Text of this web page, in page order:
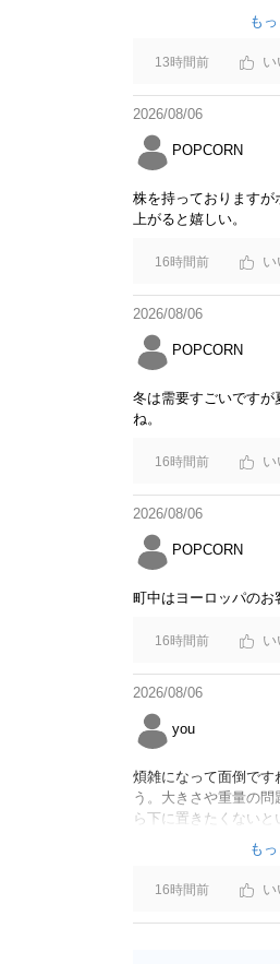
徳大学60名、 追手門
女子大学（広島）45
（沖縄）111名 調査
「Z世代の大学生海外
変えた方が良いのでは
も
13時間前
2026/08/06
POPCORN
株を持っておりますが
上がると嬉しい。
16時間前
2026/08/06
POPCORN
冬は需要すごいですが
ね。
16時間前
2026/08/06
POPCORN
町中はヨーロッパのお
16時間前
2026/08/06
you
煩雑になって面倒です
う。大きさや重量の
ら下に置きたくない
かったのでしょうか
座席を作って、座席
べて無しで格安プラ
ルで分かりやすいか
て面倒です。
も
16時間前